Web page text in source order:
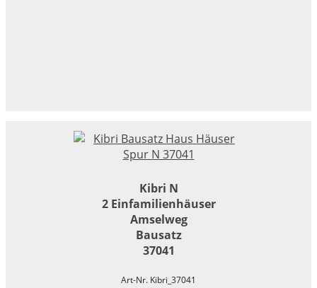
Kibri N
2 Einfamilienhäuser
Amselweg
Bausatz
37041
Art-Nr. Kibri_37041